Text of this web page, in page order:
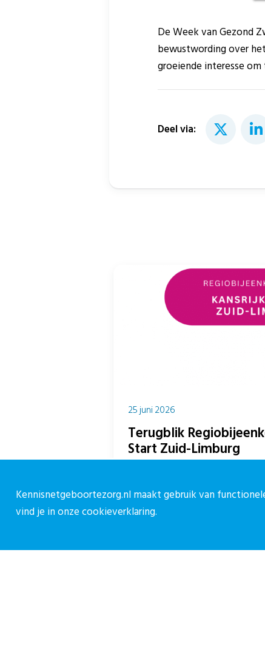
De Week van Gezond
bewustwording over
groeiende interesse
Deel via:
25 juni 2026
Terugblik
Start Zuid-Limburg
gemeenten en het onderwijs
Kennisnetgeboortezorg.nl maakt gebruik van
vind je in onzecookieverklaring.